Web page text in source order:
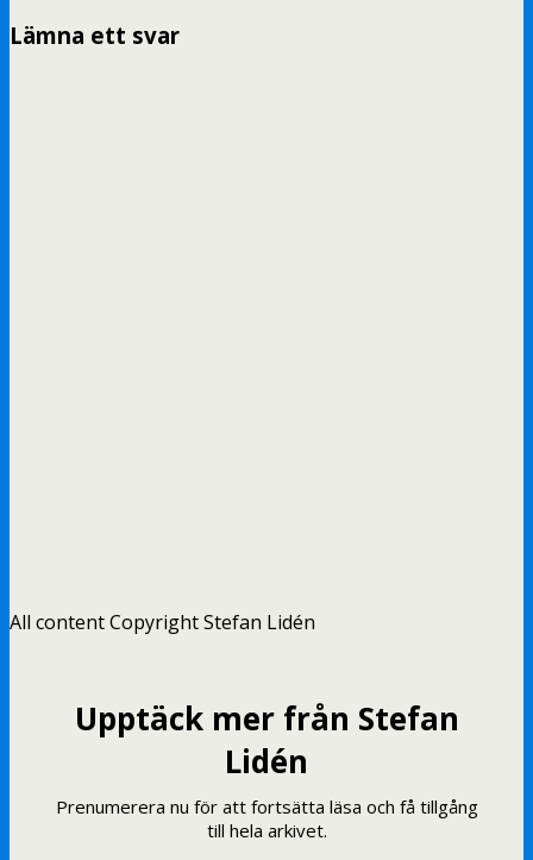
Lämna ett svar
All content Copyright Stefan Lidén
Upptäck mer från Stefan
Lidén
Prenumerera nu för att fortsätta läsa och få tillgång
till hela arkivet.